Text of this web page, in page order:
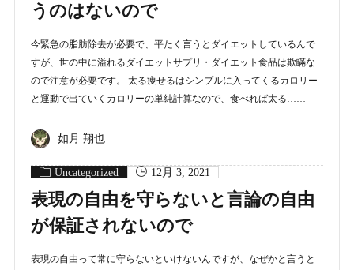
うのはないので
今緊急の脂肪除去が必要で、平たく言うとダイエットしているんで
すが、世の中に溢れるダイエットサプリ・ダイエット食品は欺瞞な
ので注意が必要です。 太る痩せるはシンプルに入ってくるカロリー
と運動で出ていくカロリーの単純計算なので、食べれば太る……
如月 翔也
Uncategorized 12月 3, 2021
表現の自由を守らないと言論の自由
が保証されないので
表現の自由って常に守らないといけないんですが、なぜかと言うと